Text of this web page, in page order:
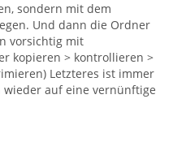
sondern mit dem
Und dann die Ordner
vorsichtig mit
kopieren > kontrollieren >
Letzteres ist immer
auf eine vernünftige